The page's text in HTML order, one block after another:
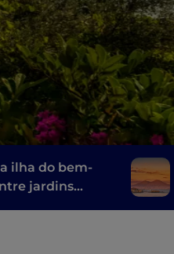
ilha do bem-
jardins